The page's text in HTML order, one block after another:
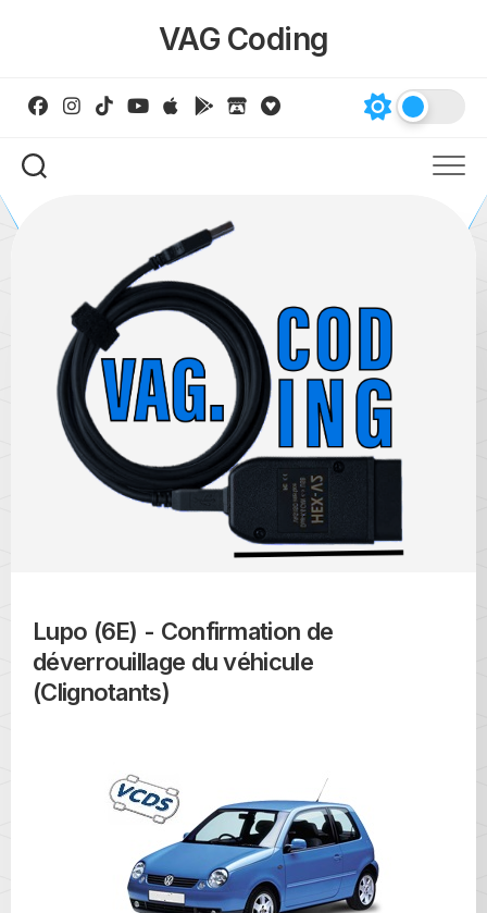
VAG Coding
Lupo (6E) - Confirmation de
déverrouillage du véhicule
(Clignotants)